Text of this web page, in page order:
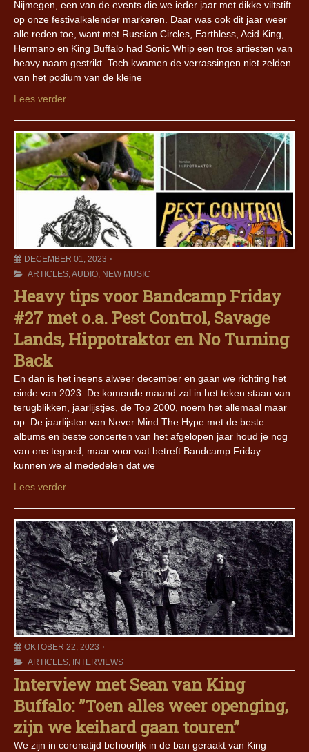
Nijmegen, een van de events die we ieder jaar met dikke viltstift
op onze festivalkalender markeren. Daar was ook dit jaar weer
alle reden toe, want met Russian Circles, Earthless, Acid King,
Hermano en King Buffalo had Sonic Whip een tros artiesten van
heavy naam gestrikt. Toch kwamen de verrassingen niet zelden
van het podium van de kleine
Lees verder..
DECEMBER 01, 2023
ARTICLES,AUDIO, NEW MUSIC
Heavy tips voor Bandcamp Friday
#27 met o.a. Pest Control, Savage
Lands, Hippotraktor en No Turning
Back
En dan is het ineens alweer december en gaan we richting het
einde van 2023. De komende maand zal in het teken staan van
terugblikken, jaarlijstjes, de Top 2000, noem het allemaal maar
op. De jaarlijsten van Never Mind The Hype met de beste
albums en beste concerten van het afgelopen jaar houd je nog
van ons tegoed, maar voor wat betreft Bandcamp Friday
kunnen we al mededelen dat we
Lees verder..
OKTOBER 22, 2023
ARTICLES, INTERVIEWS
Interview met Sean van King
Buffalo: ”Toen alles weer openging,
zijn we keihard gaan touren”
We zijn in coronatijd behoorlijk in de ban geraakt van King